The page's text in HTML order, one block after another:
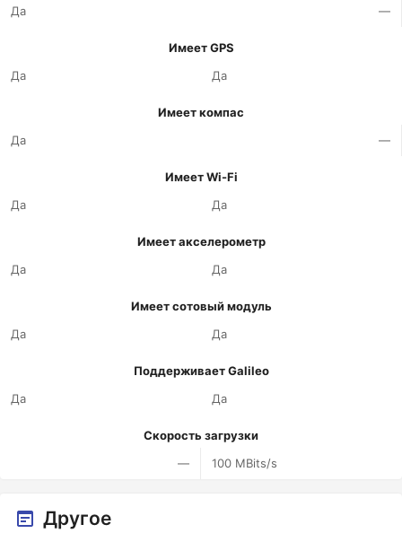
Да
—
Имеет GPS
Да
Да
Имеет компас
Да
—
Имеет Wi-Fi
Да
Да
Имеет акселерометр
Да
Да
Имеет сотовый модуль
Да
Да
Поддерживает Galileo
Да
Да
Скорость загрузки
—
100 MBits/s
Другое